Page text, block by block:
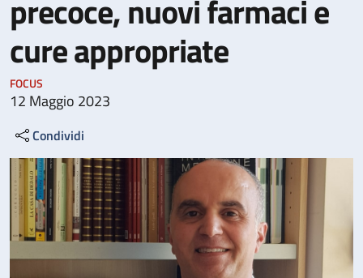
precoce, nuovi farmaci e
cure appropriate
FOCUS
12 Maggio 2023
Condividi